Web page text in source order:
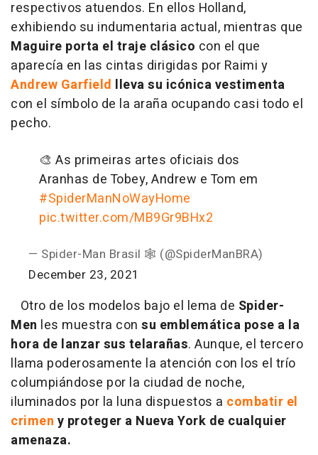
respectivos atuendos. En ellos Holland,
exhibiendo su indumentaria actual, mientras que
Maguire porta el traje clásico con el que
aparecía en las cintas dirigidas por Raimi y
Andrew Garfield lleva su icónica vestimenta
con el símbolo de la araña ocupando casi todo el
pecho.
🎨 As primeiras artes oficiais dos
Aranhas de Tobey, Andrew e Tom em
#SpiderManNoWayHome
pic.twitter.com/MB9Gr9BHx2
— Spider-Man Brasil 🕸️ (@SpiderManBRA)
December 23, 2021
Otro de los modelos bajo el lema de Spider-
Men les muestra con su emblemática pose a la
hora de lanzar sus telarañas. Aunque, el tercero
llama poderosamente la atención con los el trío
columpiándose por la ciudad de noche,
iluminados por la luna dispuestos a combatir el
crimen y proteger a Nueva York de cualquier
amenaza.